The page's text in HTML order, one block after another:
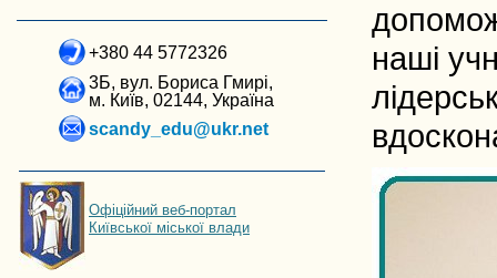
+380 44 5772326
3Б, вул. Бориса Гмирі,
м. Київ, 02144, Україна
scandy_edu@ukr.net
Офіційний веб-портал
Київської міської влади
наші